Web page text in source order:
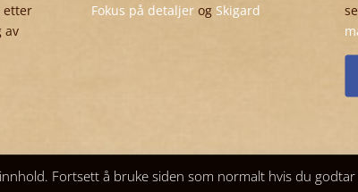
etter
av
Fokus på detaljerog Skigard
Fortsett å bruke siden som normalt hvis du